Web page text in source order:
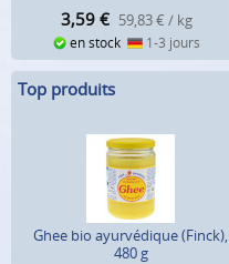
3,59 € 59,83 € / kg
en stock 1-3 jours
Top produits
Ghee bio ayurvédique (Finck),
480 g